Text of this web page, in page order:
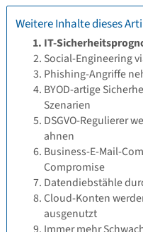
Weitere Inhalte dieses
IT-
Social-Engineering
Phishing-Angriffe
BYOD-artige
Szenarien
DSGVO-Regulierer
ahnen
Business-E-Mail-
Compromise
Datendiebstähle
Cloud-Konten
ausgenutzt